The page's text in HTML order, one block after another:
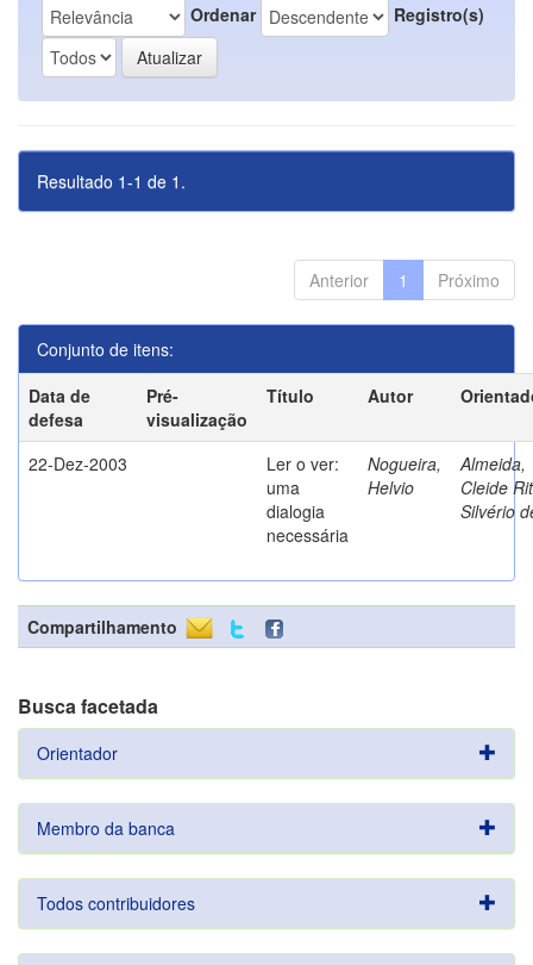
Ordenar Registro(s)
Resultado 1-1 de 1.
Anterior 1 Próximo
Conjunto de itens:
Data de
defesa
Pré-
visualização
Título Autor
22-Dez-2003
Ler o ver:
uma
dialogia
necessária
Nogueira,
Helvio
Almeida,
Cleide
Silvério
Compartilhamento
Busca facetada
Orientador
Membro da banca
Todos contribuidores